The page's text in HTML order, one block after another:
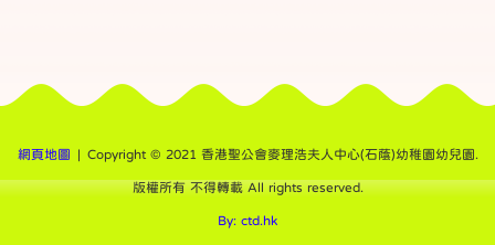
網頁地圖 | Copyright © 2021 香港聖公會麥理浩夫人中心(石蔭)幼稚園幼兒園.
版權所有 不得轉載 All rights reserved.
By: ctd.hk